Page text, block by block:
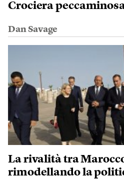
Crociera
Dan Savage
La rivalità tra
rimodellando la